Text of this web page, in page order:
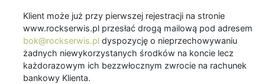
Klient może już przy pierwszej rejestracji na stronie
www.rockserwis.pl przesłać drogą mailową pod adresem
bok@rockserwis.pl dyspozycję o nieprzechowywaniu
żadnych niewykorzystanych środków na koncie lecz
każdorazowym ich bezzwłocznym zwrocie na rachunek
bankowy Klienta.